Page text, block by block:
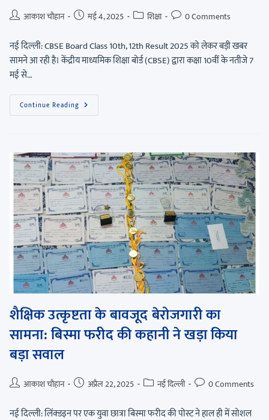
आकाश चौहान मई 4, 2025 शिक्षा 0 Comments
नई दिल्ली: CBSE Board Class 10th, 12th Result 2025 को लेकर बड़ी खबर
सामने आ रही है। केंद्रीय माध्यमिक शिक्षा बोर्ड (CBSE) द्वारा कक्षा 10वीं के नतीजे 7
मई से…
Continue Reading
शैक्षिक उत्कृष्टता के बावजूद बेरोजगारी का
सामना: बिस्मा फरीद की कहानी ने खड़ा किया
बड़ा सवाल
आकाश चौहान अप्रैल 22, 2025 नई दिल्ली 0 Comments
नई दिल्ली: लिंक्डइन पर एक युवा छात्रा बिस्मा फरीद की पोस्ट ने हाल ही में सोशल